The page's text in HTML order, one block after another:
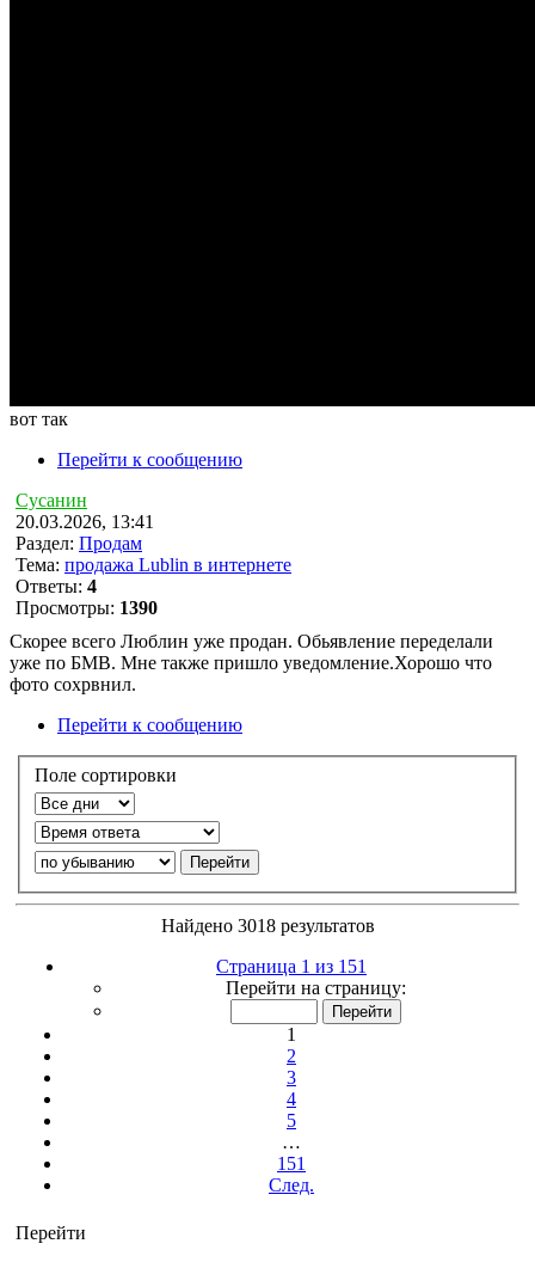
вот так
Перейти к сообщению
Сусанин
20.03.2026, 13:41
Раздел: Продам
Тема: продажа Lublin в интернете
Ответы: 4
Просмотры: 1390
Скорее всего Люблин уже продан. Обьявление переделали
уже по БМВ. Мне также пришло уведомление.Хорошо что
фото сохрвнил.
Перейти к сообщению
Поле сортировки
Найдено 3018 результатов
Страница 1 из 151
Перейти на страницу:
1
2
3
4
5
…
151
След.
Перейти